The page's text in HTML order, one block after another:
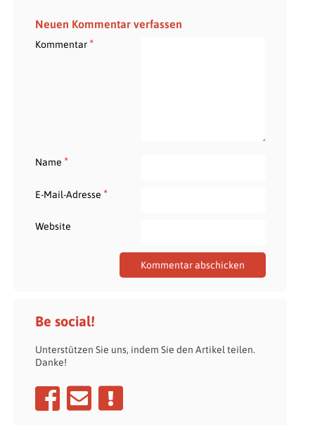
Neuen Kommentar verfassen
Kommentar*
Name *
E-Mail-Adresse *
Website
Be social!
Unterstützen Sie uns, indem Sie den Artikel teilen.
Danke!